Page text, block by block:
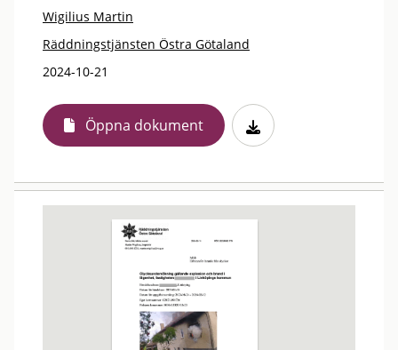
Wigilius Martin
Räddningstjänsten Östra Götaland
2024-10-21
Öppna dokument